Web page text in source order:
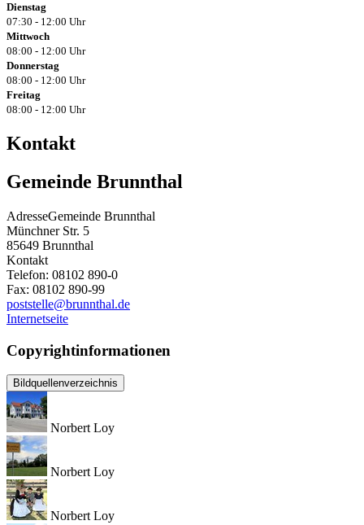
Dienstag
07:30 - 12:00 Uhr
Mittwoch
08:00 - 12:00 Uhr
Donnerstag
08:00 - 12:00 Uhr
Freitag
08:00 - 12:00 Uhr
Kontakt
Gemeinde Brunnthal
AdresseGemeinde Brunnthal
Münchner Str. 5
85649 Brunnthal
Kontakt
Telefon: 08102 890-0
Fax: 08102 890-99
poststelle@brunnthal.de
Internetseite
Copyrightinformationen
Bildquellenverzeichnis
Norbert Loy
Norbert Loy
Norbert Loy